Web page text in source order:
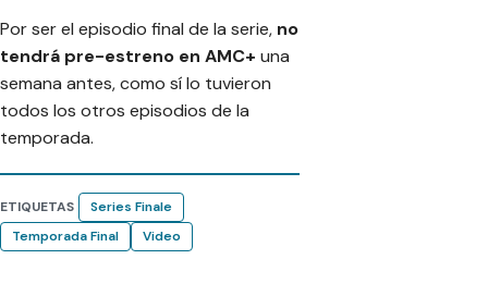
Por ser el episodio final de la serie, no
tendrá pre-estreno en AMC+ una
semana antes, como sí lo tuvieron
todos los otros episodios de la
temporada.
ETIQUETAS
Series Finale
Temporada Final
Video